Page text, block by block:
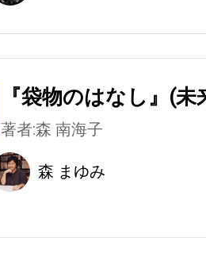
『袋物のはなし』(未
著者:森 南海子
森 まゆみ